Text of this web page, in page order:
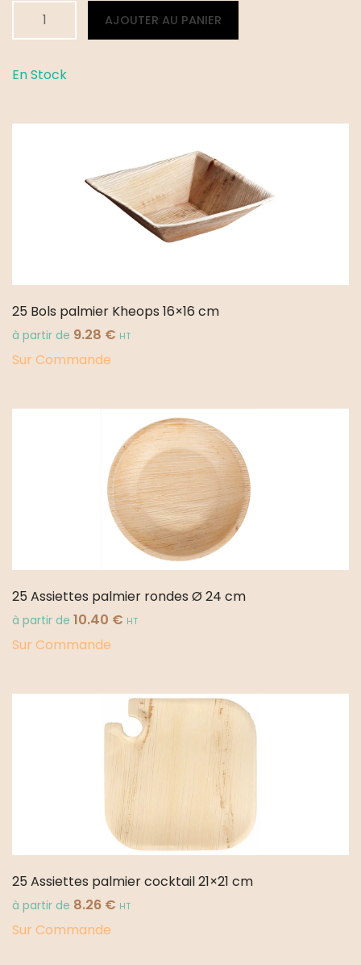
Assiettes
Ø
AJOUTER AU PANIER
Alternative:
En Stock
25 Bols palmier Kheops 16×16 cm
à partir de 9.28 € HT
Sur Commande
25 Assiettes palmier rondes Ø 24 cm
à partir de 10.40 € HT
Sur Commande
25 Assiettes palmier cocktail 21×21 cm
à partir de 8.26 € HT
Sur Commande